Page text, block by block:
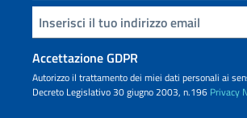
Inserisci la tua email
Accettazione GDPR
Autorizzo il trattamento dei miei dati personali ai
Decreto Legislativo 30 giugno 2003, n.196 Privacy